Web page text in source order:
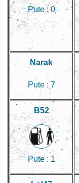
Pute :0
Narak
Pute : 7
B52
Pute : 1